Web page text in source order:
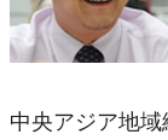
中央アジア地